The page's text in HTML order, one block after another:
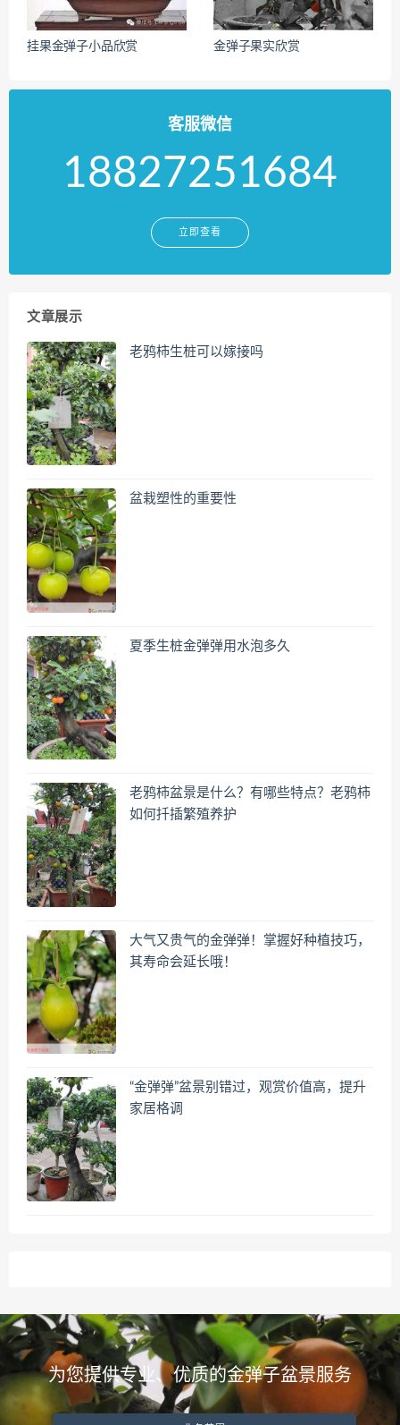
挂果金弹子小品欣赏 金弹子果实欣赏
客服微信
18827251684
立即查看
文章展示
老鸦柿生桩可以嫁接吗
盆栽塑性的重要性
夏季生桩金弹弹用水泡多久
老鸦柿盆景是什么？有哪些特点？老鸦柿
如何扦插繁殖养护
大气又贵气的金弹弹！掌握好种植技巧，
其寿命会延长哦！
“金弹弹”盆景别错过，观赏价值高，提升
家居格调
为您提供专业、优质的金弹子盆景服务